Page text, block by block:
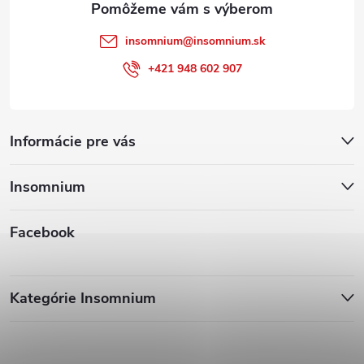
Informácie pre vás
Insomnium
Facebook
insomnium@insomnium.sk
+421 948 602 907
Kategórie Insomnium